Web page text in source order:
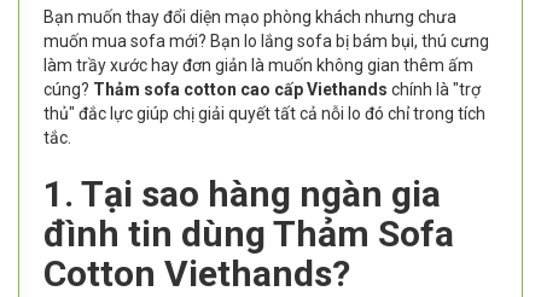
Bạn muốn thay đổi diện mạo phòng khách nhưng chưa
muốn mua sofa mới? Bạn lo lắng sofa bị bám bụi, thú cưng
làm trầy xước hay đơn giản là muốn không gian thêm ấm
cúng? Thảm sofa cotton cao cấp Viethands chính là "trợ
thủ" đắc lực giúp chị giải quyết tất cả nỗi lo đó chỉ trong tích
tắc.
1. Tại sao hàng ngàn gia
đình tin dùng Thảm Sofa
Cotton Viethands?